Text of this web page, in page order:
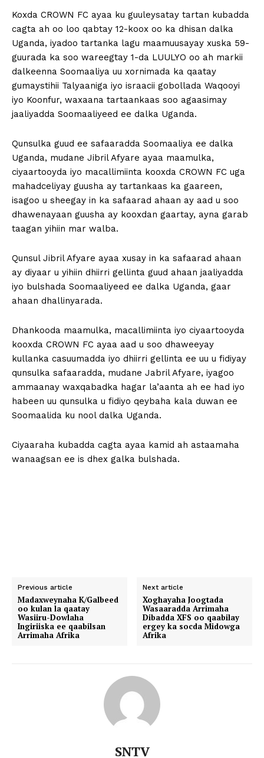
Koxda CROWN FC ayaa ku guuleysatay tartan kubadda
cagta ah oo loo qabtay 12-koox oo ka dhisan dalka
Uganda, iyadoo tartanka lagu maamuusayay xuska 59-
guurada ka soo wareegtay 1-da LUULYO oo ah markii
dalkeenna Soomaaliya uu xornimada ka qaatay
gumaystihii Talyaaniga iyo israacii gobollada Waqooyi
iyo Koonfur, waxaana tartaankaas soo agaasimay
jaaliyadda Soomaaliyeed ee dalka Uganda.
Qunsulka guud ee safaaradda Soomaaliya ee dalka
Uganda, mudane Jibril Afyare ayaa maamulka,
ciyaartooyda iyo macallimiinta kooxda CROWN FC uga
mahadceliyay guusha ay tartankaas ka gaareen,
isagoo u sheegay in ka safaarad ahaan ay aad u soo
dhawenayaan guusha ay kooxdan gaartay, ayna garab
taagan yihiin mar walba.
Qunsul Jibril Afyare ayaa xusay in ka safaarad ahaan
ay diyaar u yihiin dhiirri gellinta guud ahaan jaaliyadda
iyo bulshada Soomaaliyeed ee dalka Uganda, gaar
ahaan dhallinyarada.
Dhankooda maamulka, macallimiinta iyo ciyaartooyda
kooxda CROWN FC ayaa aad u soo dhaweeyay
kullanka casuumadda iyo dhiirri gellinta ee uu u fidiyay
qunsulka safaaradda, mudane Jabril Afyare, iyagoo
ammaanay waxqabadka hagar la’aanta ah ee had iyo
habeen uu qunsulka u fidiyo qeybaha kala duwan ee
Soomaalida ku nool dalka Uganda.
Ciyaaraha kubadda cagta ayaa kamid ah astaamaha
wanaagsan ee is dhex galka bulshada.
Previous article
Madaxweynaha K/Galbeed
oo kulan la qaatay
Wasiiru-Dowlaha
Ingiriiska ee qaabilsan
Arrimaha Afrika
Next article
Xoghayaha Joogtada
Wasaaradda Arrimaha
Dibadda XFS oo qaabilay
ergey ka socda Midowga
Afrika
SNTV